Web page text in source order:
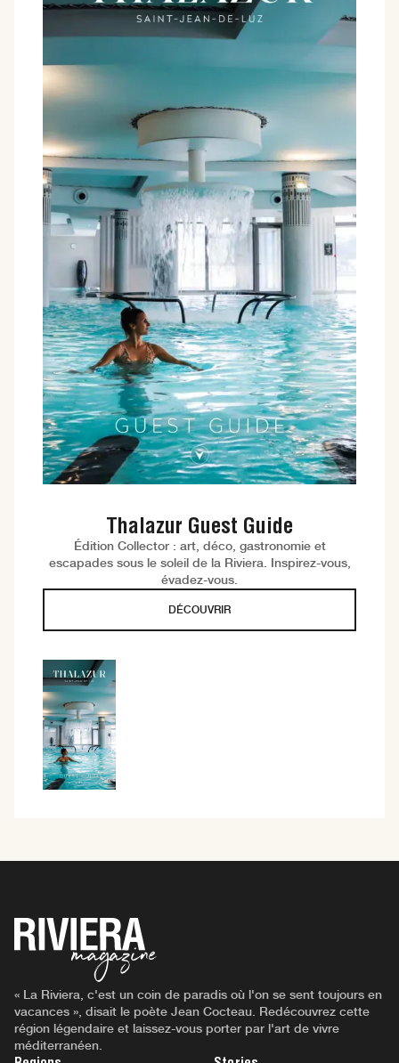
Thalazur Guest Guide
Édition Collector : art, déco, gastronomie et
escapades sous le soleil de la Riviera. Inspirez-vous,
évadez-vous.
DÉCOUVRIR
« La Riviera, c'est un coin de paradis où l'on se sent toujours en
vacances », disait le poète Jean Cocteau. Redécouvrez cette
région légendaire et laissez-vous porter par l'art de vivre
méditerranéen.